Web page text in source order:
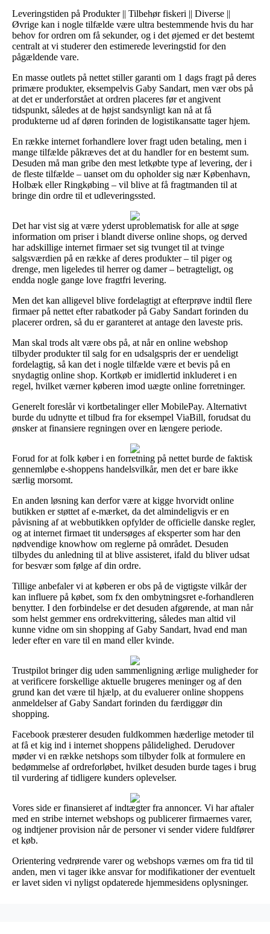
Leveringstiden på Produkter || Tilbehør fiskeri || Diverse ||
Øvrige kan i nogle tilfælde være ultra bestemmende hvis du har
behov for ordren om få sekunder, og i det øjemed er det bestemt
centralt at vi studerer den estimerede leveringstid for den
pågældende vare.
En masse outlets på nettet stiller garanti om 1 dags fragt på deres
primære produkter, eksempelvis Gaby Sandart, men vær obs på
at det er underforstået at ordren placeres før et angivent
tidspunkt, således at de højst sandsynligt kan nå at få
produkterne ud af døren forinden de logistikansatte tager hjem.
En række internet forhandlere lover fragt uden betaling, men i
mange tilfælde påkræves det at du handler for en bestemt sum.
Desuden må man gribe den mest letkøbte type af levering, der i
de fleste tilfælde – uanset om du opholder sig nær København,
Holbæk eller Ringkøbing – vil blive at få fragtmanden til at
bringe din ordre til et udleveringssted.
Det har vist sig at være yderst uproblematisk for alle at søge
information om priser i blandt diverse online shops, og derved
har adskillige internet firmaer set sig tvunget til at tvinge
salgsværdien på en række af deres produkter – til piger og
drenge, men ligeledes til herrer og damer – betragteligt, og
endda nogle gange love fragtfri levering.
Men det kan alligevel blive fordelagtigt at efterprøve indtil flere
firmaer på nettet efter rabatkoder på Gaby Sandart forinden du
placerer ordren, så du er garanteret at antage den laveste pris.
Man skal trods alt være obs på, at når en online webshop
tilbyder produkter til salg for en udsalgspris der er uendeligt
fordelagtig, så kan det i nogle tilfælde være et bevis på en
snydagtig online shop. Kortkøb er imidlertid inkluderet i en
regel, hvilket værner køberen imod uægte online forretninger.
Generelt foreslår vi kortbetalinger eller MobilePay. Alternativt
burde du udnytte et tilbud fra for eksempel ViaBill, forudsat du
ønsker at finansiere regningen over en længere periode.
Forud for at folk køber i en forretning på nettet burde de faktisk
gennemløbe e-shoppens handelsvilkår, men det er bare ikke
særlig morsomt.
En anden løsning kan derfor være at kigge hvorvidt online
butikken er støttet af e-mærket, da det almindeligvis er en
påvisning af at webbutikken opfylder de officielle danske regler,
og at internet firmaet tit undersøges af eksperter som har den
nødvendige knowhow om reglerne på området. Desuden
tilbydes du anledning til at blive assisteret, ifald du bliver udsat
for besvær som følge af din ordre.
Tillige anbefaler vi at køberen er obs på de vigtigste vilkår der
kan influere på købet, som fx den ombytningsret e-forhandleren
benytter. I den forbindelse er det desuden afgørende, at man når
som helst gemmer ens ordrekvittering, således man altid vil
kunne vidne om sin shopping af Gaby Sandart, hvad end man
leder efter en vare til en mand eller kvinde.
Trustpilot bringer dig uden sammenligning ærlige muligheder for
at verificere forskellige aktuelle brugeres meninger og af den
grund kan det være til hjælp, at du evaluerer online shoppens
anmeldelser af Gaby Sandart forinden du færdiggør din
shopping.
Facebook præsterer desuden fuldkommen hæderlige metoder til
at få et kig ind i internet shoppens pålidelighed. Derudover
møder vi en række netshops som tilbyder folk at formulere en
bedømmelse af ordreforløbet, hvilket desuden burde tages i brug
til vurdering af tidligere kunders oplevelser.
Vores side er finansieret af indtægter fra annoncer. Vi har aftaler
med en stribe internet webshops og publicerer firmaernes varer,
og indtjener provision når de personer vi sender videre fuldfører
et køb.
Orientering vedrørende varer og webshops værnes om fra tid til
anden, men vi tager ikke ansvar for modifikationer der eventuelt
er lavet siden vi nyligst opdaterede hjemmesidens oplysninger.